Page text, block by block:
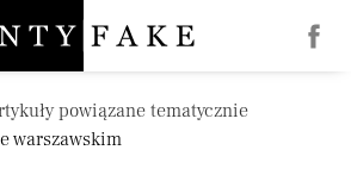
Pomiń nawigację
powiązane tematycznie
warszawskim